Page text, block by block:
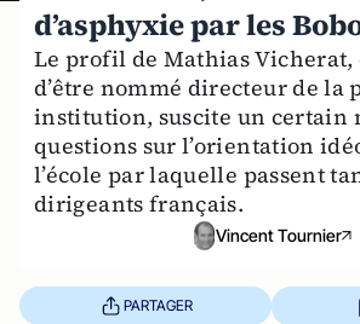
d’asphyxie par les
Le profil de Mathias
d’être nommé directeur de la
institution, suscite un certain
questions sur l’orientation
l’école par laquelle passent
dirigeants français.
Vincent Tournier
PARTAGER